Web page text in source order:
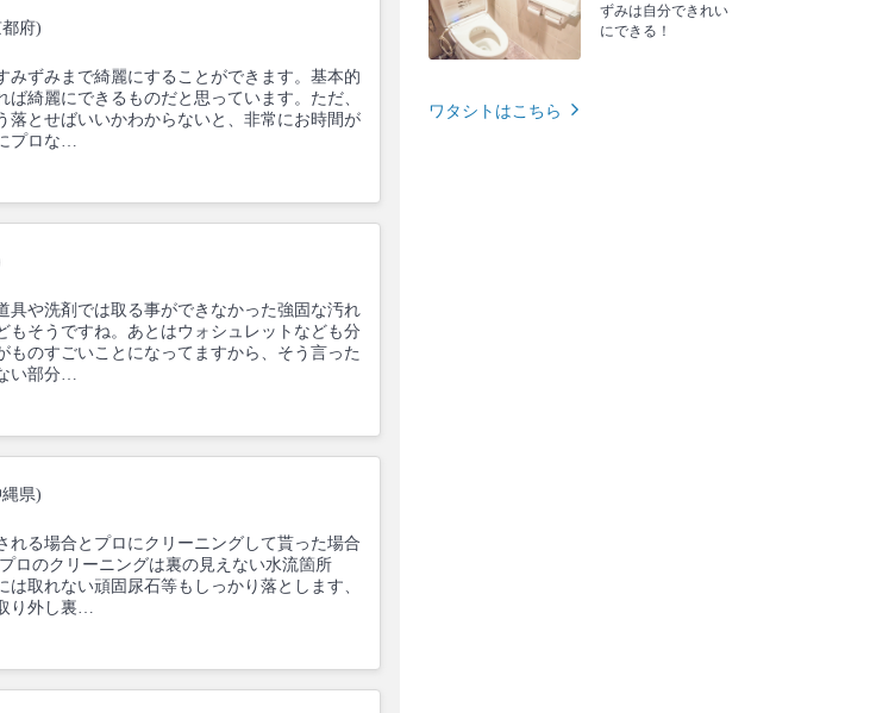
府)
みずみまで綺麗にすることができます。基本的
綺麗にできるものだと思っています。ただ、
落とせばいいかわからないと、非常にお時間が
プロな…
具や洗剤では取る事ができなかった強固な汚れ
もそうですね。あとはウォシュレットなども分
ものすごいことになってますから、そう言った
い部分…
県)
れる場合とプロにクリーニングして貰った場合
ロのクリーニングは裏の見えない水流箇所
取れない頑固尿石等もしっかり落とします、
り外し裏…
ずみは自分できれい
にできる！
ワタシトはこちら